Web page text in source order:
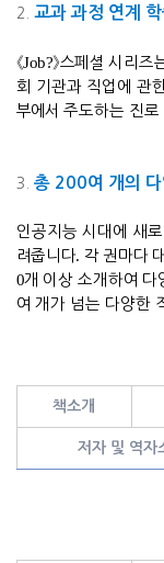
2. 교과 과정 연계
《Job?》스페셜 시리즈
회 기관과 직업에 관
부에서 주도하는 진로
3. 총 200여 개의
인공지능 시대에 새
려줍니다. 각 권마다
0개 이상 소개하여 다
여 개가 넘는 다양한
책소개
저자 및 역자